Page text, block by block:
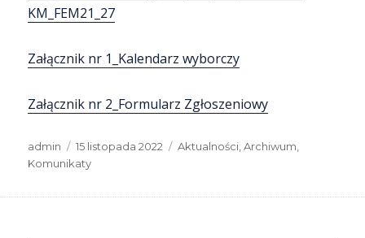
KM_FEM21_27
Załącznik nr 1_Kalendarz wyborczy
Załącznik nr 2_Formularz Zgłoszeniowy
Autor
admin
Data
publikacji
15 listopada 2022 Kategorie
Aktualności ,Archiwum
Komunikaty